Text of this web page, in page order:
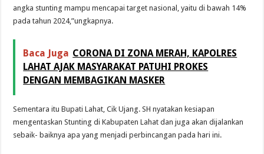
angka stunting mampu mencapai target nasional, yaitu di bawah 14%
pada tahun 2024,”ungkapnya.
Baca Juga CORONA DI ZONA MERAH, KAPOLRES
LAHAT AJAK MASYARAKAT PATUHI PROKES
DENGAN MEMBAGIKAN MASKER
Sementara itu Bupati Lahat, Cik Ujang. SH nyatakan kesiapan
mengentaskan Stunting di Kabupaten Lahat dan juga akan dijalankan
sebaik- baiknya apa yang menjadi perbincangan pada hari ini.